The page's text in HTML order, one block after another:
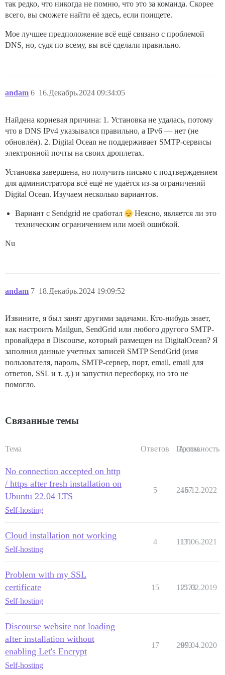
так редко, что никогда не помню, что это за команда. Скорее
всего, вы сможете найти её здесь, если поищете.
Мое лучшее предположение всё ещё связано с проблемой
DNS, но, судя по всему, вы всё сделали правильно.
andam 16.Декабрь.2024 09:34:05
6
Найдена корневая причина: 1. Установка не удалась, потому
что в DNS IPv4 указывался правильно, а IPv6 — нет (не
обновлён). 2. Digital Ocean не поддерживает SMTP-сервисы
электронной почты на своих дроплетах.
Установка завершена, но получить письмо с подтверждением
для администратора всё ещё не удаётся из-за ограничений
Digital Ocean. Изучаем несколько вариантов.
Вариант с Sendgrid не сработал
Неясно, является ли это
техническим ограничением или моей ошибкой.
Nu
andam 18.Декабрь.2024 19:09:52
7
Извините, я был занят другими задачами. Кто-нибудь знает,
как настроить Mailgun, SendGrid или любого другого SMTP-
провайдера в Discourse, который размещен на DigitalOcean? Я
заполнил данные учетных записей SMTP SendGrid (имя
пользователя, пароль, SMTP-сервер, порт, email, email для
ответов, SSL и т. д.) и запустил пересборку, но это не
помогло.
Связанные темы
Тема Ответов Просм.
Активность
No connection accepted on http
/ https after fresh installation on
Ubuntu 22.04 LTS
Self-hosting
5 2457
16.12.2022
Cloud installation not working
Self-hosting
4 1131
17.06.2021
Problem with my SSL
certificate
Self-hosting
15 11573
21.02.2019
Discourse website not loading
after installation without
enabling Let's Encrypt
Self-hosting
17 2973
09.04.2020